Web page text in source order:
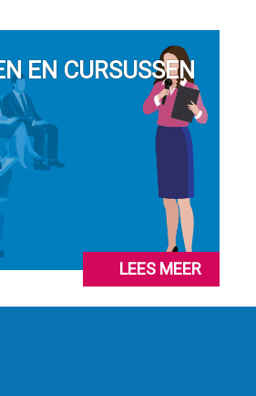
EN CURSUSSEN
LEES MEER